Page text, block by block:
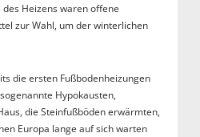
Heizens waren offene
zur Wahl, um der winterlichen
die ersten Fußbodenheizungen
Hypokausten,
die Steinfußböden erwärmten,
Europa lange auf sich warten